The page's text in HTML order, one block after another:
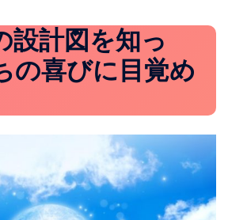
設計図を知っ
の喜びに目覚め